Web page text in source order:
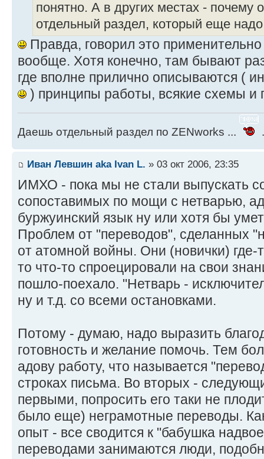
понятно. А в других местах - почему
отдельный раздел, который еще
Правда, говорил это
вообще. Хотя конечно, там бывают
где вполне прилично описываются (
) принципы работы, всякие схемы и
Даешь отдельный раздел по ZENworks ...
Иван Левшин aka Ivan L. » 03 окт 2006, 23:35
ИМХО - пока мы не стали выпускать
сопоставимых по мощи с нетварью,
буржуинский язык ну или хотя бы
Проблем от "переводов", сделанных
от атомной войны. Они (новички) где-
то что-то спроецировали на свои
пошло-поехало. "Нетварь -
ну и т.д. со всеми остановками.
Потому - думаю, надо выразить
готовность и желание помочь. Тем
адову работу, что называется
строках письма. Во вторых -
первыми, попросить его таки не
было еще) неграмотные переводы.
опыт - все сводится к "бабушка
переводами занимаются люди,